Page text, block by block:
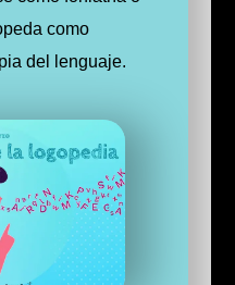
como
del lenguaje.